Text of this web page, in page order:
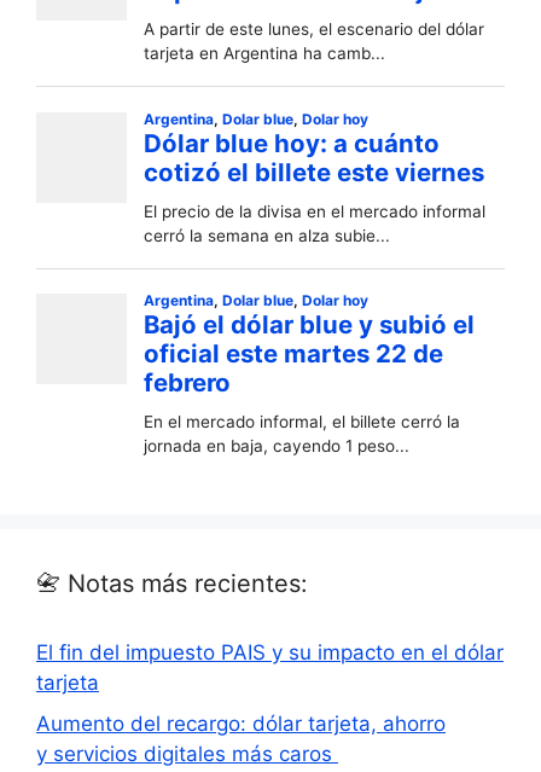
📇 Notas más recientes:
El fin del impuesto PAIS y su impacto en el dólar
tarjeta
Aumento del recargo: dólar tarjeta, ahorro
y servicios digitales más caros